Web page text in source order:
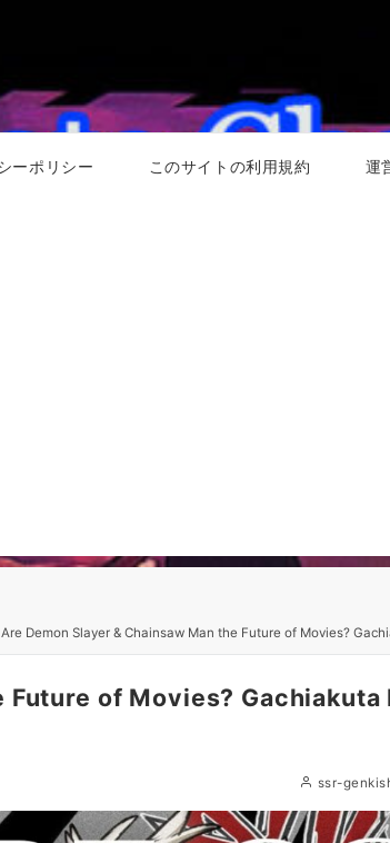
ーポリシー このサイトの利用規約 運
Are Demon Slayer & Chainsaw Man the Future of Movies?
Future of Movies? Gachiakuta
ssr-